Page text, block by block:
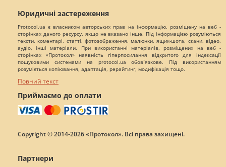
Юридичні застереження
Protocol.ua є власником авторських прав на інформацію, розміщену на веб -
сторінках даного ресурсу, якщо не вказано інше. Під інформацією розуміються
тексти, коментарі, статті, фотозображення, малюнки, ящик-шота, скани, відео,
аудіо, інші матеріали. При використанні матеріалів, розміщених на веб -
сторінках «Протокол» наявність гіперпосилання відкритого для індексації
пошуковими системами на protocol.ua обов`язкове. Під використанням
розуміється копіювання, адаптація, рерайтинг, модифікація тощо.
Повний текст
Приймаємо до оплати
Copyright © 2014-2026 «Протокол». Всі права захищені.
Партнери